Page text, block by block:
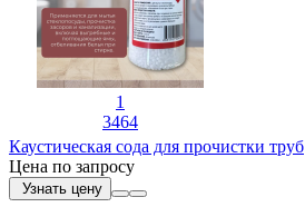
1
3464
Каустическая сода для прочистки труб
Цена по запросу
Узнать цену